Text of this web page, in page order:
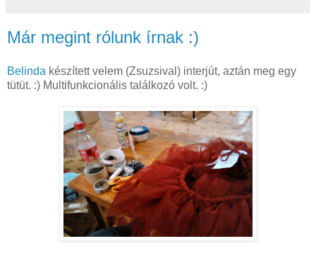
Már megint rólunk írnak :)
Belinda készített velem (Zsuzsival) interjút, aztán meg egy
tütüt. :) Multifunkcionális találkozó volt. :)